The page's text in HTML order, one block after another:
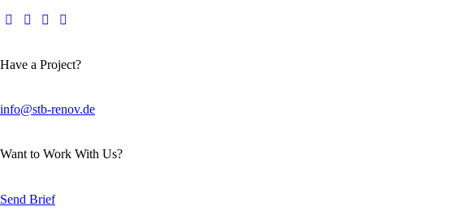
Have a Project?
info@stb-renov.de
Want to Work With Us?
Send Brief